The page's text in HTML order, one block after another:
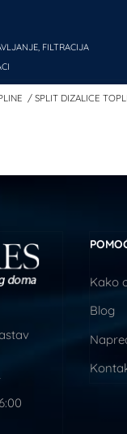
FILTRACIJA
SPLIT DIZALICE
Kako
Blog